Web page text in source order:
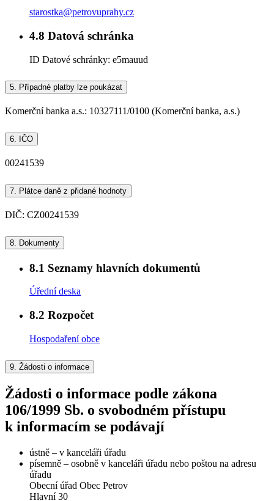
starostka@petrovuprahy.cz
4.8 Datová schránka
ID Datové schránky: e5mauud
5. Případné platby lze poukázat
Komerční banka a.s.: 10327111/0100 (Komerční banka, a.s.)
6. IČO
00241539
7. Plátce daně z přidané hodnoty
DIČ: CZ00241539
8. Dokumenty
8.1 Seznamy hlavních dokumentů
Úřední deska
8.2 Rozpočet
Hospodaření obce
9. Žádosti o informace
Žádosti o informace podle zákona
106/1999 Sb. o svobodném přístupu
k informacím se podávají
ústně – v kanceláři úřadu
písemně – osobně v kanceláři úřadu nebo poštou na adresu
úřadu
Obecní úřad Obec Petrov
Hlavní 30